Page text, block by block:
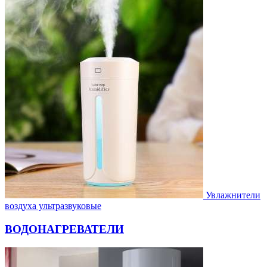
Увлажнители
воздуха ультразвуковые
ВОДОНАГРЕВАТЕЛИ